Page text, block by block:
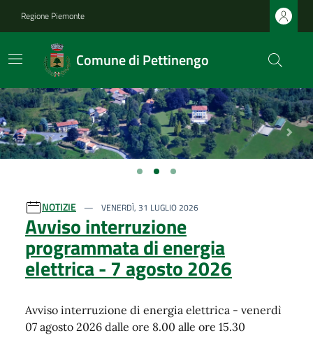
Regione Piemonte
Comune di Pettinengo
Previous Next
Ultime notizie
NOTIZIE VENERDÌ, 31 LUGLIO 2026
Avviso interruzione
programmata di energia
elettrica - 7 agosto 2026
Avviso interruzione di energia elettrica - venerdì
07 agosto 2026 dalle ore 8.00 alle ore 15.30